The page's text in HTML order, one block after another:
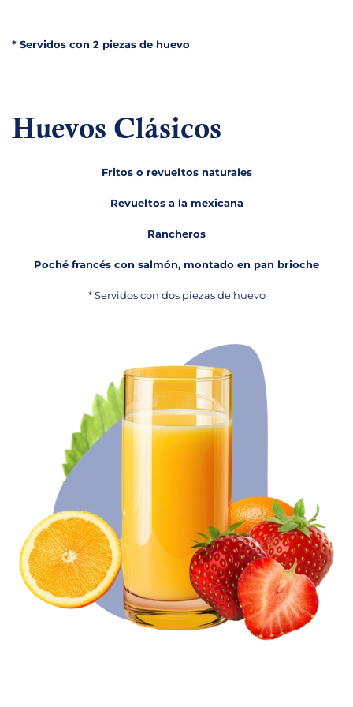
* Servidos con 2 piezas de huevo
Huevos Clásicos
Fritos o revueltos naturales
Revueltos a la mexicana
Rancheros
Poché francés con salmón, montado en pan brioche
* Servidos con dos piezas de huevo